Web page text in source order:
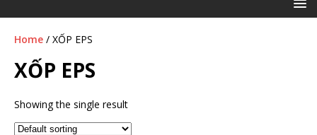
Home / XỐP EPS
XỐP EPS
Showing the single result